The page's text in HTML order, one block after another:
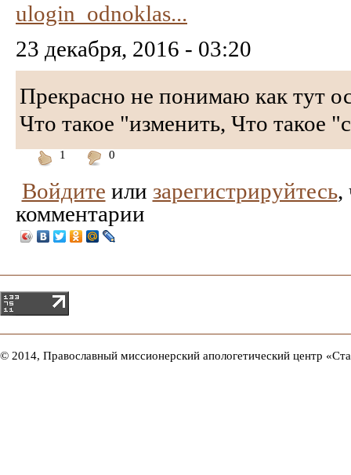
ulogin_odnoklas...
23 декабря, 2016 - 03:20
Прекрасно не понимаю как тут
Что такое "изменить, Что такое
1
понравилось
0
Войдите или зарегистрируйтесь,
комментарии
© 2014, Православный миссионерский апологетический центр